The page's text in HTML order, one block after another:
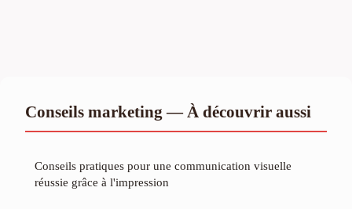
Conseils marketing — À découvrir aussi
Conseils pratiques pour une communication visuelle
réussie grâce à l'impression